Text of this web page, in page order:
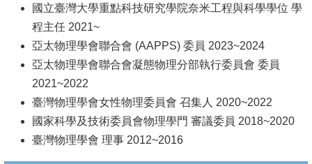
會
徵
才
國立臺灣大學重點科技研究學院奈米工程與科學學位 學
程主任 2021~
亞太物理學會聯合會 (AAPPS) 委員 2023~2024
亞太物理學會聯合會凝態物理分部執行委員會 委員
2021~2022
臺灣物理學會女性物理委員會 召集人 2020~2022
國家科學及技術委員會物理學門 審議委員 2018~2020
臺灣物理學會 理事 2012~2016